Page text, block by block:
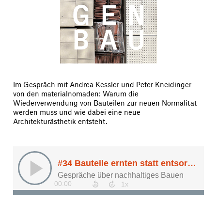
Im Gespräch mit Andrea Kessler und Peter Kneidinger
von den materialnomaden: Warum die
Wiederverwendung von Bauteilen zur neuen Normalität
werden muss und wie dabei eine neue
Architekturästhetik entsteht.